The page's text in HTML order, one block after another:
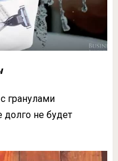
гранулами
долго не будет